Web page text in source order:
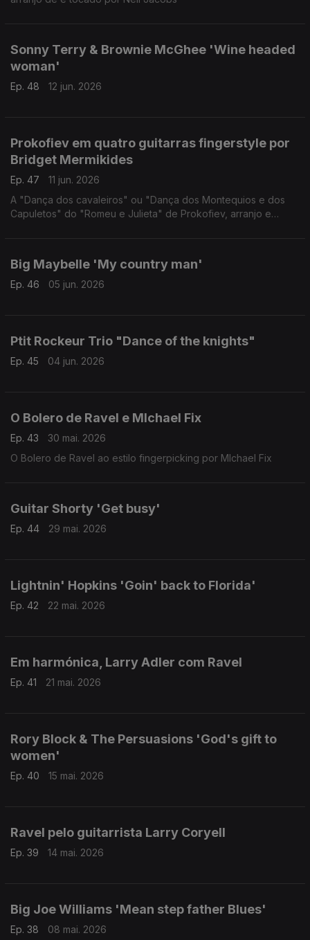
Sonny Terry & Brownie McGhee 'Wine headed
woman'
Ep. 48 12 jun. 2026
Prokofiev em quatro guitarras fingerstyle por
Bridget Mermikides
Ep. 47
11 jun. 2026
A "Dança dos cavaleiros" ou "Dança dos Montequios e dos
Capuletos" do "Romeu e Julieta" de Prokofiev, arranjo e
Big Maybelle 'My country man'
Ep. 46 05 jun. 2026
Ptit Rockeur Trio "Dance of the knights"
Ep. 45 04 jun. 2026
O Bolero de Ravel e MIchael Fix
Ep. 43
30 mai. 2026
O Bolero de Ravel ao estilo fingerpicking por MIchael Fix
Guitar Shorty 'Get busy'
Ep. 44 29 mai. 2026
Lightnin' Hopkins 'Goin' back to Florida'
Ep. 42 22 mai. 2026
Em harmónica, Larry Adler com Ravel
Ep. 41 21 mai. 2026
Rory Block & The Persuasions 'God's gift to
women'
Ep. 40 15 mai. 2026
Ravel pelo guitarrista Larry Coryell
Ep. 39 14 mai. 2026
Big Joe Williams 'Mean step father Blues'
Ep. 38 08 mai. 2026